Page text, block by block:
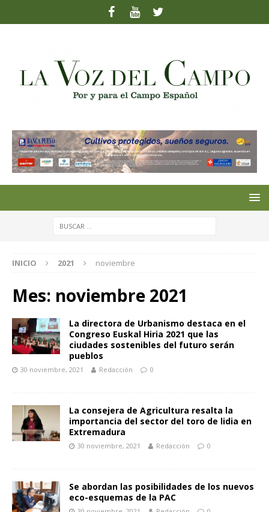
INICIO 2021 noviembre
Mes: noviembre 2021
La directora de Urbanismo destaca en el
Congreso Euskal Hiria 2021 que las
ciudades sostenibles del futuro serán
pueblos
30 noviembre, 2021 Redacción 0
La consejera de Agricultura resalta la
importancia del sector del toro de lidia en
Extremadura
30 noviembre, 2021 Redacción 0
Se abordan las posibilidades de los nuevos
eco-esquemas de la PAC